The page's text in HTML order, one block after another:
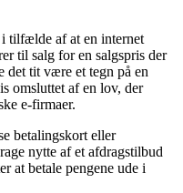
tilfælde af at en internet
til salg for en salgspris der
det tit være et tegn på en
omsluttet af en lov, der
e-firmaer.
betalingskort eller
nytte af et afdragstilbud
at betale pengene ude i